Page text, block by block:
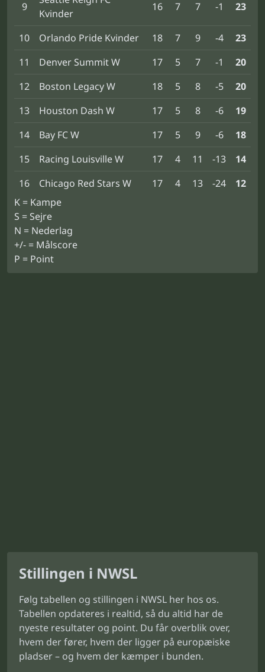
9
Kvinder
16 7 7 -1 23
10 Orlando Pride Kvinder 18 7 9 -4
23
11
Denver Summit W 17 5 7 -1
20
12
Boston Legacy W 18 5 8 -5
20
13
Houston Dash W 17 5 8 -6
19
14
Bay FC W 17 5 9 -6
18
15
Racing Louisville W 17 4 11 -13
14
16
Chicago Red Stars W 17 4 13 -24
12
K = Kampe
S = Sejre
N = Nederlag
+/- = Målscore
P = Point
Stillingen i NWSL
Følg tabellen og stillingen i NWSL her hos os.
Tabellen opdateres i realtid, så du altid har de
nyeste resultater og point. Du får overblik over,
hvem der fører, hvem der ligger på europæiske
pladser – og hvem der kæmper i bunden.